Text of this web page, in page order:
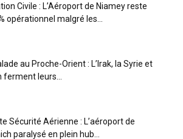
Civile : L’Aéroport de Niamey reste
opérationnel malgré les...
au Proche-Orient : L’Irak, la Syrie et
ferment leurs...
Sécurité Aérienne : L’aéroport de
paralysé en plein hub...